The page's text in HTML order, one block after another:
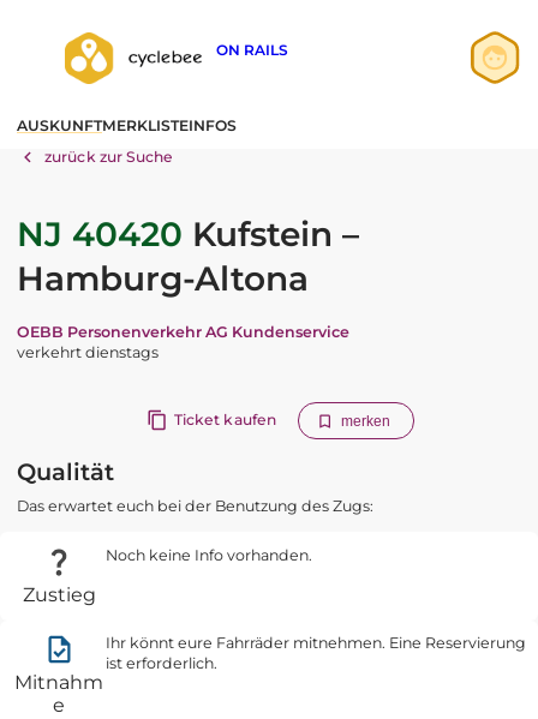
ON RAILS
AUSKUNFTMERKLISTEINFOS
zurück zur Suche
NJ 40420 Kufstein –
Hamburg-Altona
OEBB Personenverkehr AG Kundenservice
verkehrt dienstags
Ticket kaufen merken
Qualität
Das erwartet euch bei der Benutzung des Zugs:
Zustieg
Noch keine Info vorhanden.
Mitnahm
e
Ihr könnt eure Fahrräder mitnehmen. Eine Reservierung
ist erforderlich.